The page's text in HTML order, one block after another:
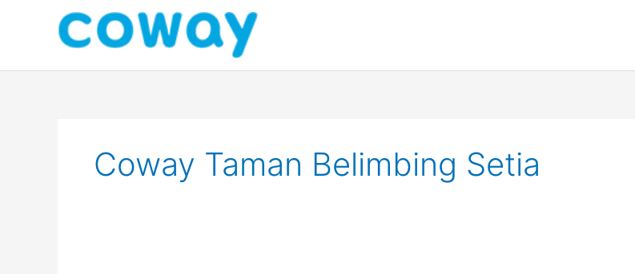
Coway Taman Belimbing Setia